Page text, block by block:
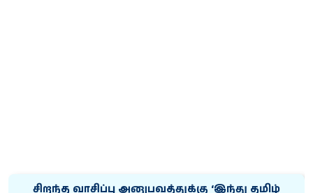
சிறந்த வாசிப்பு அனுபவத்துக்கு ‘இந்து தமிழ்